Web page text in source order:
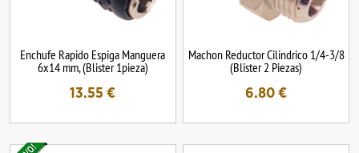
Enchufe Rapido Espiga Manguera
6x14 mm, (Blister 1pieza)
13.55 €
Machon Reductor Cilindrico 1/4-3/8
(Blister 2 Piezas)
6.80 €